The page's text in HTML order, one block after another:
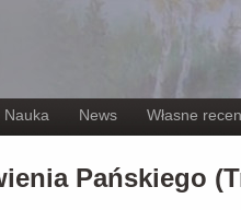
Nauka News Własne
Pańskiego